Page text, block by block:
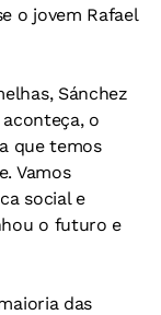
o jovem Rafael
Sánchez
o
que temos
Vamos
social e
o futuro e
das